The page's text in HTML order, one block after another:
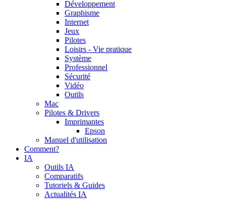
Développement
Graphisme
Internet
Jeux
Pilotes
Loisirs - Vie pratique
Système
Professionnel
Sécurité
Vidéo
Outils
Mac
Pilotes & Drivers
Imprimantes
Epson
Manuel d'utilisation
Comment?
IA
Outils IA
Comparatifs
Tutoriels & Guides
Actualités IA